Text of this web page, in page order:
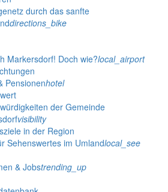
durch das sanfte
directions_bike
Markersdorf! Doch wie?local_airport
Pensionenhotel
der Gemeinde
visibility
in der Region
Sehenswertes im Umlandlocal_see
& Jobstrending_up